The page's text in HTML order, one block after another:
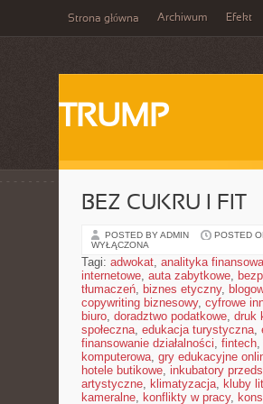
Strona główna Archiwum Efekt
TRUMP
BEZ CUKRU I FIT
POSTED BY ADMIN POSTED
WYŁĄCZONA
Tagi: adwokat, analityka finansowa
internetowe, auta zabytkowe,
tłumaczeń, biznes etyczny,
copywriting biznesowy, cyfrowe
biuro, doradztwo podatkowe, druk
społeczna, edukacja turystyczna,
finansowanie działalności, fintech,
komputerowa, gry edukacyjne
hotele butikowe, inkubatory
artystyczne, klimatyzacja, kluby
kameralne, konflikty w pracy,